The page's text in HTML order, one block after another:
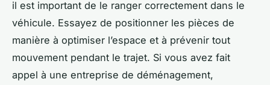
il est important de le ranger correctement dans le
véhicule. Essayez de positionner les pièces de
manière à optimiser l’espace et à prévenir tout
mouvement pendant le trajet. Si vous avez fait
appel à une entreprise de déménagement,